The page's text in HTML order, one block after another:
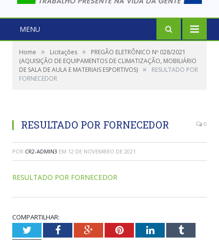
MENU
Home » Licitações »
PREGÃO ELETRÔNICO Nº 028/2021
(AQUISIÇÃO DE EQUIPAMENTOS DE CLIMATIZAÇÃO, MOBILIÁRIO
DE SALA DE AULA E MATERIAIS ESPORTIVOS) »
RESULTADO POR
FORNECEDOR
RESULTADO POR FORNECEDOR 0
POR CR2-ADMIN3 EM 12 DE NOVEMBRO DE 2021
RESULTADO POR FORNECEDOR
COMPARTILHAR:
TwitterFacebookGoogle+PinterestLinkedInTumblr